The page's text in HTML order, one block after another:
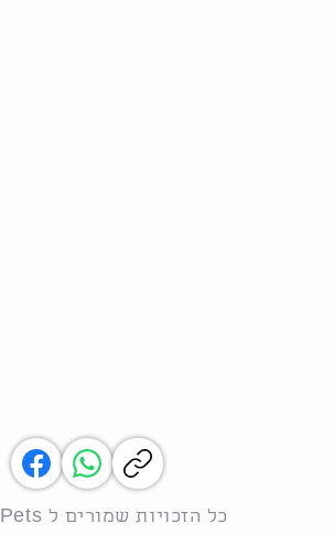
My Pets כל הזכויות שמורים ל